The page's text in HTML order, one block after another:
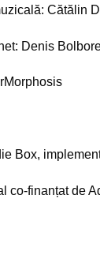
Cătălin
Denis
Box,
co-finanțat de